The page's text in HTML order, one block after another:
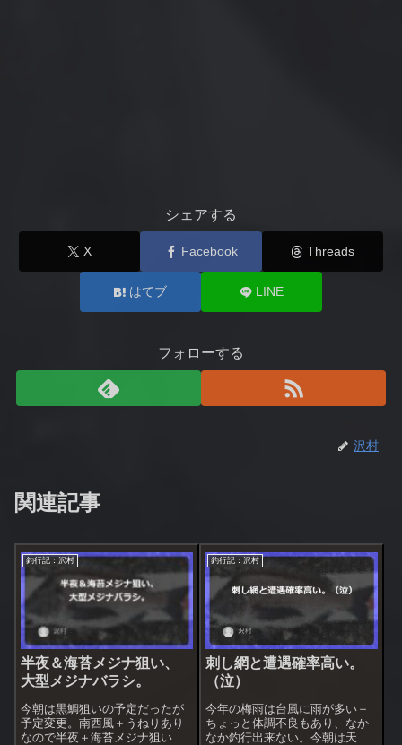
シェアする
X Facebook Threads
はてブ LINE
フォローする
沢村
関連記事
釣行記：沢村
半夜＆海苔メジナ狙い、
大型メジナバラシ。
今朝は黒鯛狙いの予定だったが
予定変更。南西風＋うねりあり
なので半夜＋海苔メジナ狙いに
釣行記：沢村
刺し網と遭遇確率高い。
（泣）
今年の梅雨は台風に雨が多い＋
ちょっと体調不良もあり、なか
なか釣行出来ない。今朝は天気